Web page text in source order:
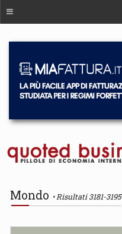
Mondo Risultati 3181-3195